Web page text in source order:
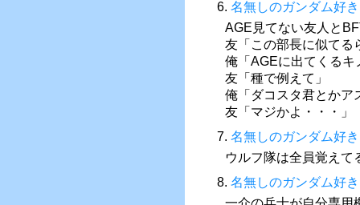
6. 名無しのガンダム好き
AGE見てない友人と
友「この部長に似てる
俺「AGEに出てくる
友「種で例えて」
俺「ダコスタ君とかア
友「マジかよ・・・」
7. 名無しのガンダム好き
ウルフ隊は全員覚えて
8. 名無しのガンダム好き